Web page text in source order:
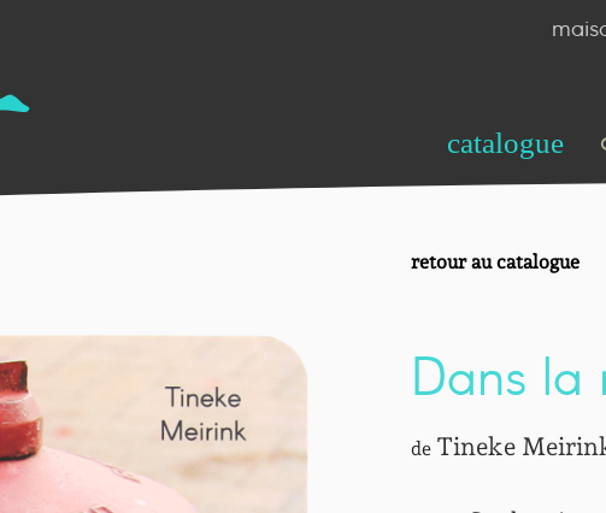
catalogue
retour au catalogue
Dans la
de Tineke